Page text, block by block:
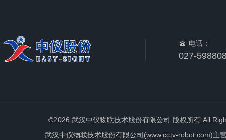
电话：
027-
©2026 武汉中仪物联技术股份有限公司 版权所有 All
武汉中仪物联技术股份有限公司(www.cctv-robot.com)主